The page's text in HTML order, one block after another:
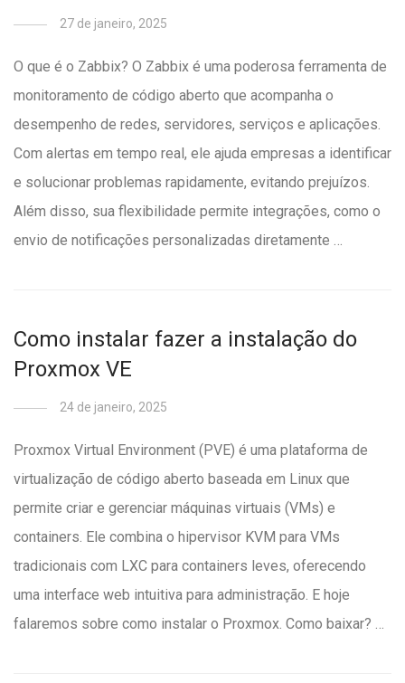
27 de janeiro, 2025
O que é o Zabbix? O Zabbix é uma poderosa ferramenta de
monitoramento de código aberto que acompanha o
desempenho de redes, servidores, serviços e aplicações.
Com alertas em tempo real, ele ajuda empresas a identificar
e solucionar problemas rapidamente, evitando prejuízos.
Além disso, sua flexibilidade permite integrações, como o
envio de notificações personalizadas diretamente …
Como instalar fazer a instalação do
Proxmox VE
24 de janeiro, 2025
Proxmox Virtual Environment (PVE) é uma plataforma de
virtualização de código aberto baseada em Linux que
permite criar e gerenciar máquinas virtuais (VMs) e
containers. Ele combina o hipervisor KVM para VMs
tradicionais com LXC para containers leves, oferecendo
uma interface web intuitiva para administração. E hoje
falaremos sobre como instalar o Proxmox. Como baixar? …